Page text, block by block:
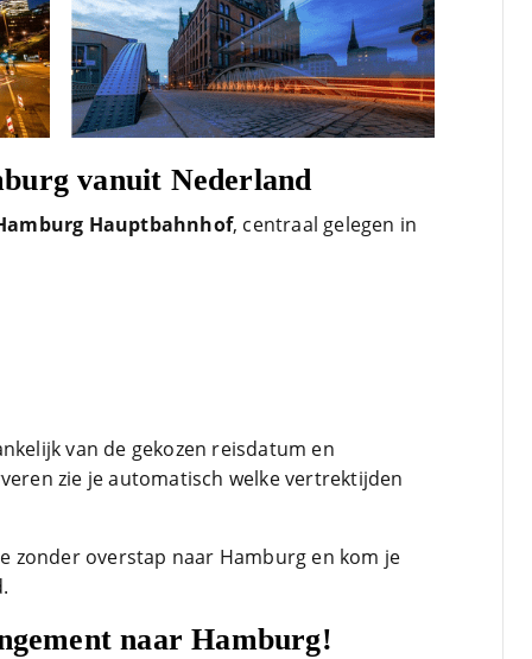
vanuit Nederland
Hauptbahnhof, centraal gelegen in
van de gekozen reisdatum en
zie je automatisch welke vertrektijden
zonder overstap naar Hamburg en kom je
naar Hamburg!